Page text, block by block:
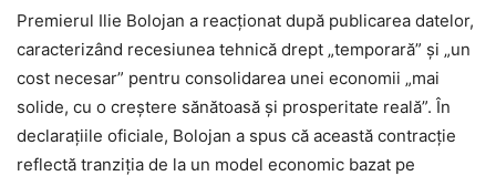
Premierul Ilie Bolojan a reacționat după publicarea datelor,
caracterizând recesiunea tehnică drept „temporară” și „un
cost necesar” pentru consolidarea unei economii „mai
solide, cu o creștere sănătoasă și prosperitate reală”. În
declarațiile oficiale, Bolojan a spus că această contracție
reflectă tranziția de la un model economic bazat pe